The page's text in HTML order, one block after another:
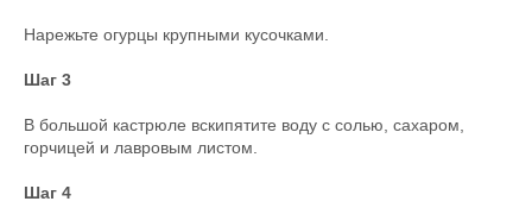
Нарежьте огурцы крупными кусочками.
Шаг 3
В большой кастрюле вскипятите воду с солью, сахаром,
горчицей и лавровым листом.
Шаг 4